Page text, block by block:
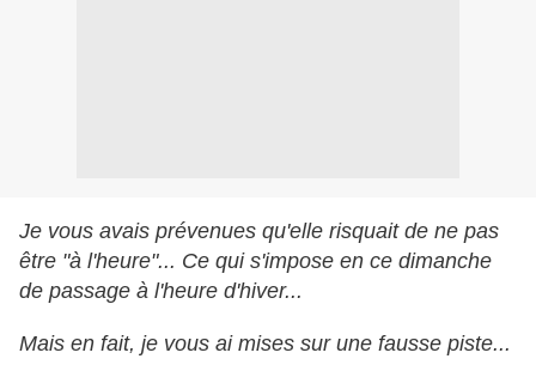
Je vous avais prévenues qu'elle risquait de ne pas
être "à l'heure"... Ce qui s'impose en ce dimanche
de passage à l'heure d'hiver...
Mais en fait, je vous ai mises sur une fausse piste...